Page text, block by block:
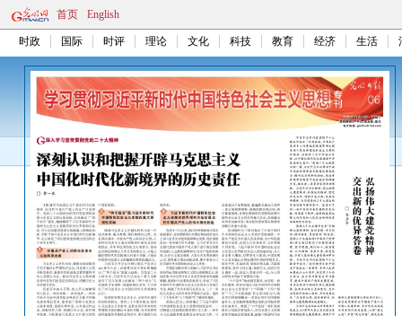
首页 English
时政 国际 时评 理论 文化 科技 教育 经济 生活